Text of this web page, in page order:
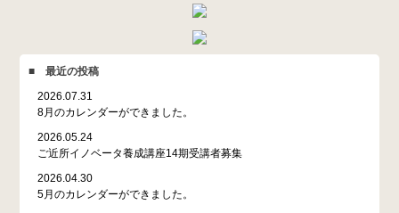
■ 最近の投稿
2026.07.31
8月のカレンダーができました。
2026.05.24
ご近所イノベータ養成講座14期受講者募集
2026.04.30
5月のカレンダーができました。